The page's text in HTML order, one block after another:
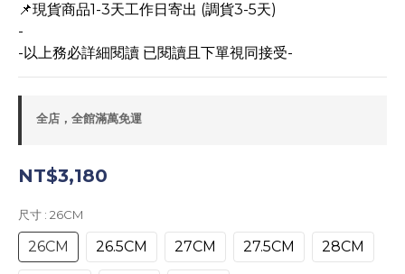
📌現貨商品1-3天工作日寄出 (調貨3-5天)
-
-以上務必詳細閱讀 已閱讀且下單視同接受-
全店，全館滿萬免運
NT$3,180
尺寸 : 26CM
26CM 26.5CM 27CM 27.5CM 28CM